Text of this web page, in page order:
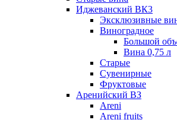
Иджеванский ВК3
Эксклюзивные
Виноградное
Большой
Вина 0,75 л
Старые
Сувенирные
Фруктовые
Аренийский ВЗ
Areni
Areni fruits